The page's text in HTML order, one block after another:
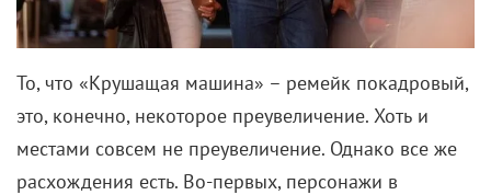
То, что «Крушащая машина» – ремейк покадровый,
это, конечно, некоторое преувеличение. Хоть и
местами совсем не преувеличение. Однако все же
расхождения есть. Во-первых, персонажи в